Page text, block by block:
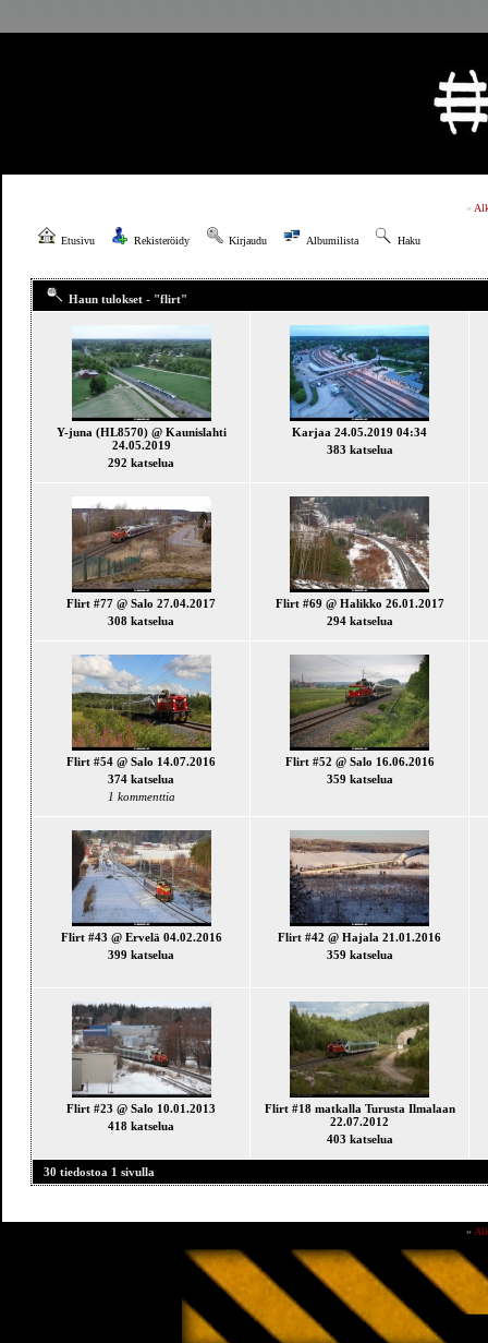
»
Etusivu Rekisteröidy Kirjaudu Albumilista Haku
Haun tulokset - "flirt"
Y-juna (HL8570) @ Kaunislahti
24.05.2019
292 katselua
Karjaa 24.05.2019 04:34
383 katselua
Flirt #77 @ Salo 27.04.2017
308 katselua
Flirt #69 @ Halikko 26.01.2017
294 katselua
Flirt #54 @ Salo 14.07.2016
374 katselua
1 kommenttia
Flirt #52 @ Salo 16.06.2016
359 katselua
Flirt #43 @ Ervelä 04.02.2016
399 katselua
Flirt #42 @ Hajala 21.01.2016
359 katselua
Flirt #23 @ Salo 10.01.2013
418 katselua
Flirt #18 matkalla Turusta Ilmalaan
22.07.2012
403 katselua
30 tiedostoa 1 sivulla
»